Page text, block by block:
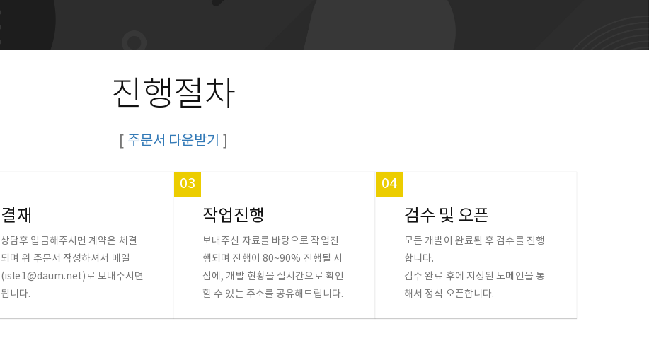
진행절차
[ 주문서 다운받기 ]
결재
상담후 입금해주시면 계약은 체결
되며 위 주문서 작성하셔서 메일
(isle1@daum.net)로 보내주시면
됩니다.
03
작업진행
보내주신 자료를 바탕으로 작업진
행되며 진행이 80~90% 진행될 시
점에, 개발 현황을 실시간으로 확인
할 수 있는 주소를 공유해드립니다.
04
검수 및 오픈
모든 개발이 완료된 후 검수를 진행
합니다.
검수 완료 후에 지정된 도메인을 통
해서 정식 오픈합니다.